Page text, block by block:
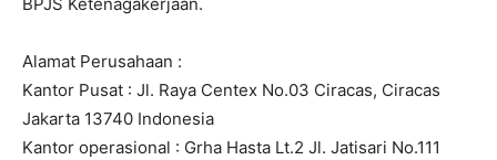
Alamat Perusahaan :
Kantor Pusat : Jl. Raya Centex No.03 Ciracas, Ciracas
Jakarta 13740 Indonesia
Kantor operasional : Grha Hasta Lt.2 Jl. Jatisari No.111